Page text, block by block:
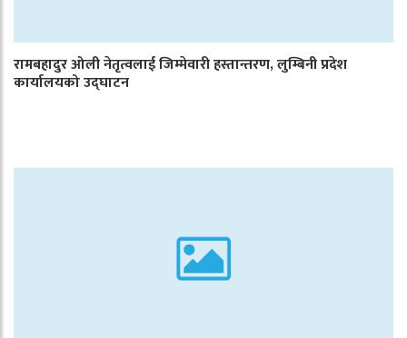
रामबहादुर ओली नेतृत्वलाई जिम्मेवारी हस्तान्तरण, लुम्बिनी प्रदेश
कार्यालयको उद्घाटन